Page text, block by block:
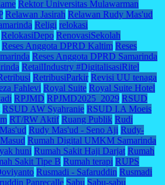
Rektor Universitas Mulawarman
Relawan Jasirah Relawan Rudy Mas'ud
Religi relokasi
RelokasiDepo RenovasiSekolah
Reses Anggota DPRD Kaltim Reses
Reses Anggota DPRD Samarinda
RetailIndustry #DigitalisasiRitel
RetribusiParkir Revisi UU tenaga
Fahlevi Royal Suite Royal Suite Hotel
RPJMD RPJMD2025_2029 RSUD
RSUD AW Syahranie RSUD I.A Moeis
RT/RW Aktif Ruang Publik Rudi
Rudy Mas'ud - Seno Aji Rudy-
Rumah Digital UMKM Samarinda
huni Rumah Sakit Haji Darjat Rumah
Sakit Tipe B Rumah terapi RUPS
Rusmadi - Safaruddin Rusmadi
Panrecalle Sabu Sabu-sabu